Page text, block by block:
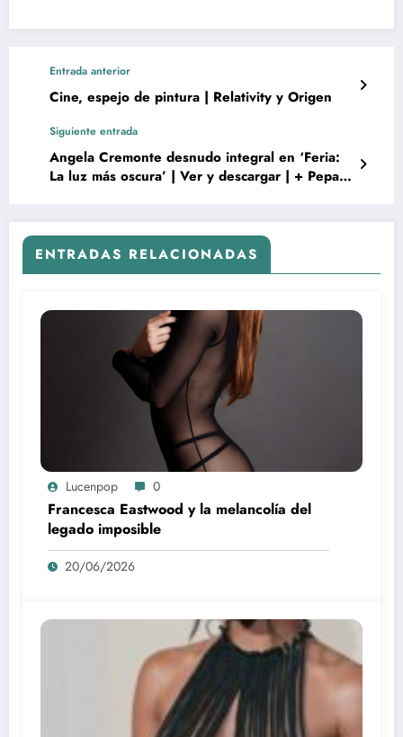
Entrada anterior
Cine, espejo de pintura | Relativity y Origen
Siguiente entrada
Angela Cremonte desnudo integral en ‘Feria:
La luz más oscura’ | Ver y descargar | + Pepa
ENTRADAS RELACIONADAS
Lucenpop 0
Francesca Eastwood y la melancolía del
legado imposible
20/06/2026